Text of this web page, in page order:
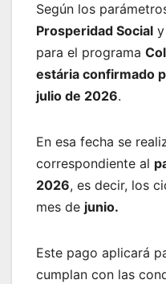
Según los
Prosperidad Social
para el programa
estária confirmado
julio de 2026.
En esa fecha se
correspondiente al
2026, es decir, los
mes de junio.
Este pago aplicará
cumplan con las